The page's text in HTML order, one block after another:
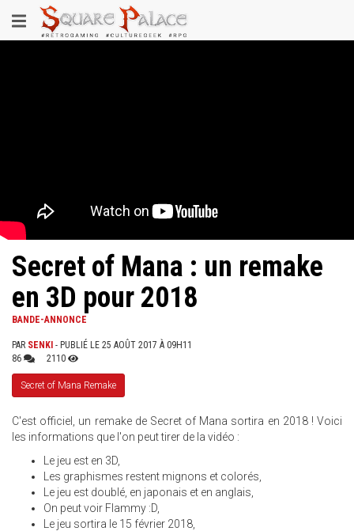
au
contenu
Toggle
navigation
Secret of Mana : un remake
en 3D pour 2018
BANDE-ANNONCE
PAR SENKI - PUBLIÉ LE 25 AOÛT 2017 À 09H11
86
2110
Secret of Mana Remake
C'est officiel, un remake de Secret of Mana sortira en 2018 ! Voici
les informations que l'on peut tirer de la vidéo :
Le jeu est en 3D,
Les graphismes restent mignons et colorés,
Le jeu est doublé, en japonais et en anglais,
On peut voir Flammy :D,
Le jeu sortira le 15 février 2018,